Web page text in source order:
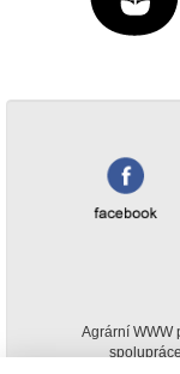
Agrární WWW
spolupráce